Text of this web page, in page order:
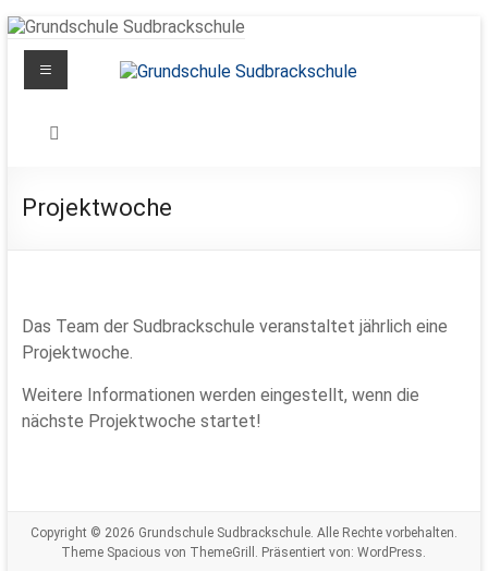
Zum
Inhalt
springen
Schule
in
Menü
Projektwoche
Das Team der Sudbrackschule veranstaltet jährlich eine
Projektwoche.
Weitere Informationen werden eingestellt, wenn die
nächste Projektwoche startet!
Copyright © 2026 Grundschule Sudbrackschule. Alle Rechte vorbehalten.
Theme Spacious von ThemeGrill. Präsentiert von:WordPress.